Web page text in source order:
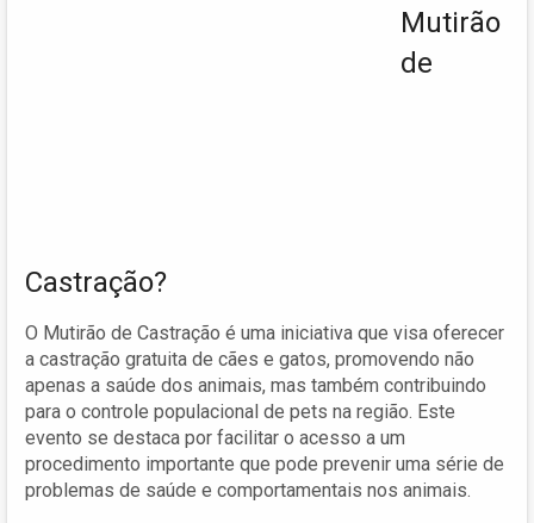
Mutirão
de
Castração?
O Mutirão de Castração é uma iniciativa que visa oferecer
a castração gratuita de cães e gatos, promovendo não
apenas a saúde dos animais, mas também contribuindo
para o controle populacional de pets na região. Este
evento se destaca por facilitar o acesso a um
procedimento importante que pode prevenir uma série de
problemas de saúde e comportamentais nos animais.